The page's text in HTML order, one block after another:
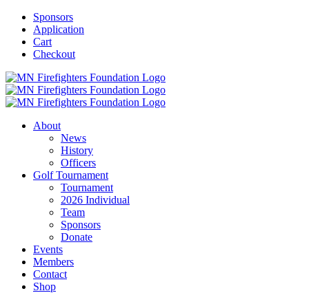
Skip
content
Sponsors
Application
Cart
Checkout
About
News
History
Officers
Golf Tournament
Tournament
2026 Individual
Team
Sponsors
Donate
Events
Members
Contact
Shop